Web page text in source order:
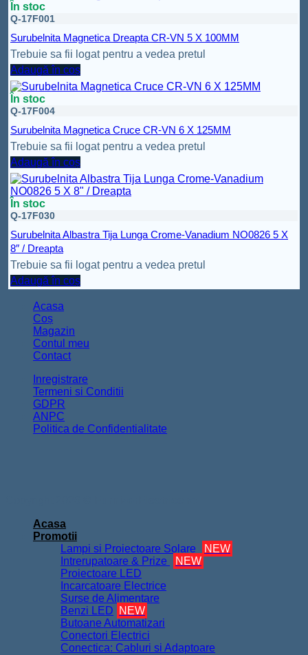
În stoc
Q-17F001
Surubelnita Magnetica Dreapta CR-VN 5 X 100MM
Trebuie sa fii logat pentru a vedea pretul
Adaugă în coș
În stoc
Q-17F004
Surubelnita Magnetica Cruce CR-VN 6 X 125MM
Trebuie sa fii logat pentru a vedea pretul
Adaugă în coș
În stoc
Q-17F030
Surubelnita Albastra Tija Lunga Crome-Vanadium NO0826 5 X
8″ / Dreapta
Trebuie sa fii logat pentru a vedea pretul
Adaugă în coș
Acasa
Coș
Magazin
Contul meu
Contact
Inregistrare
Termeni si Conditii
GDPR
ANPC
Politica de Confidentialitate
Acasa
Promotii
Lampi si Proiectoare Solare
NEW
Intrerupatoare & Prize
NEW
Proiectoare LED
Incarcatoare Electrice
Surse de Alimentare
Benzi LED
NEW
Butoane Automatizari
Conectori Electrici
Conectica: Cabluri si Adaptoare